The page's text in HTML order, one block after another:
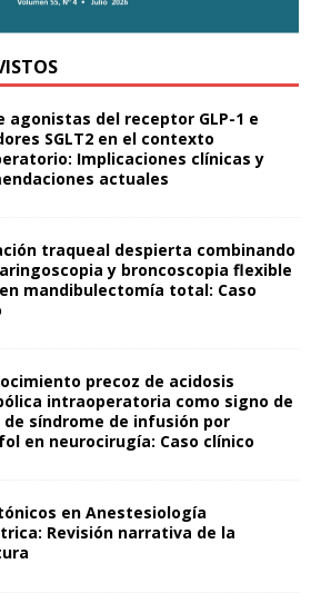
agonistas del receptor GLP-1 e
SGLT2 en el contexto
Implicaciones clínicas y
actuales
traqueal despierta combinando
y broncoscopia flexible
mandibulectomía total: Caso
precoz de acidosis
intraoperatoria como signo de
síndrome de infusión por
en neurocirugía: Caso clínico
en Anestesiología
Revisión narrativa de la